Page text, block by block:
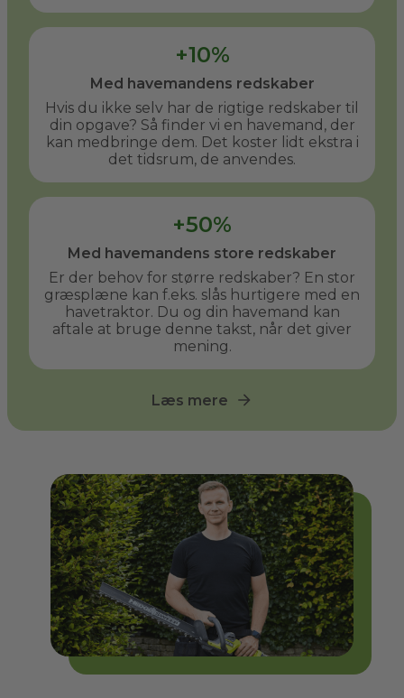
+10%
Med havemandens redskaber
Hvis du ikke selv har de rigtige redskaber til
din opgave? Så finder vi en havemand, der
kan medbringe dem. Det koster lidt ekstra i
det tidsrum, de anvendes.
+50%
Med havemandens store redskaber
Er der behov for større redskaber? En stor
græsplæne kan f.eks. slås hurtigere med en
havetraktor. Du og din havemand kan
aftale at bruge denne takst, når det giver
mening.
Læs mere